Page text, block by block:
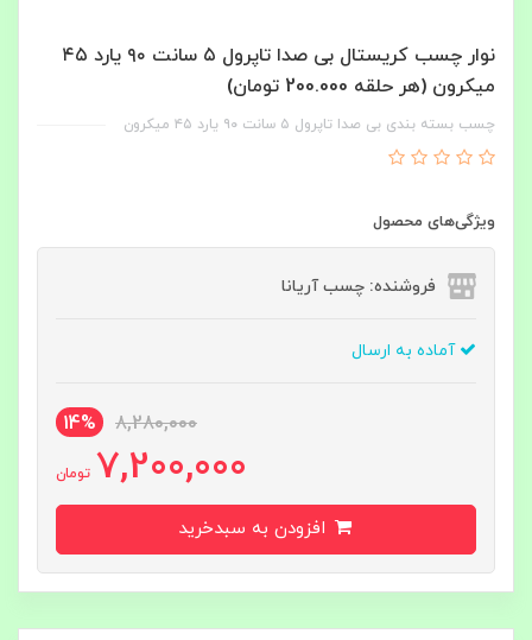
نوار چسب کریستال بی‌ صدا تاپرول ۵ سانت ۹۰ یارد ۴۵
میکرون (هر حلقه 200.000 تومان)
چسب بسته بندی بی‌ صدا تاپرول ۵ سانت ۹۰ یارد ۴۵ میکرون
ویژگی‌های محصول
فروشنده: چسب آریانا
آماده به ارسال
8,280,000
14%
7,200,000 تومان